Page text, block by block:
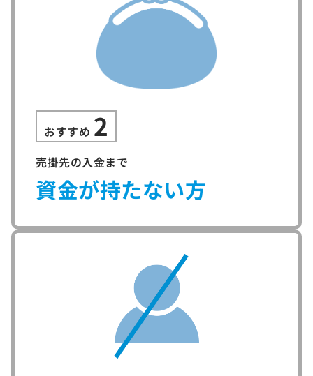
おすすめ 2
売掛先の入金まで
資金が持たない方